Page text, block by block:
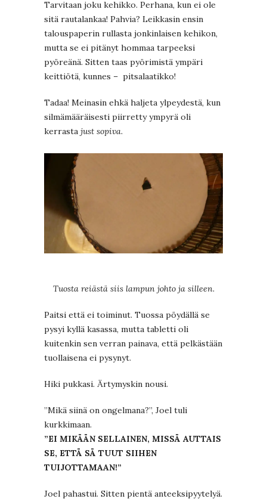
Tarvitaan joku kehikko. Perhana, kun ei ole
sitä rautalankaa! Pahvia? Leikkasin ensin
talouspaperin rullasta jonkinlaisen kehikon,
mutta se ei pitänyt hommaa tarpeeksi
pyöreänä. Sitten taas pyörimistä ympäri
keittiötä, kunnes – pitsalaatikko!
Tadaa! Meinasin ehkä haljeta ylpeydestä, kun
silmämääräisesti piirretty ympyrä oli
kerrasta just sopiva.
Tuosta reiästä siis lampun johto ja silleen.
Paitsi että ei toiminut. Tuossa pöydällä se
pysyi kyllä kasassa, mutta tabletti oli
kuitenkin sen verran painava, että pelkästään
tuollaisena ei pysynyt.
Hiki pukkasi. Ärtymyskin nousi.
”Mikä siinä on ongelmana?”, Joel tuli
kurkkimaan.
”EI MIKÄÄN SELLAINEN, MISSÄ AUTTAIS
SE, ETTÄ SÄ TUUT SIIHEN
TUIJOTTAMAAN!”
Joel pahastui. Sitten pientä anteeksipyytelyä.